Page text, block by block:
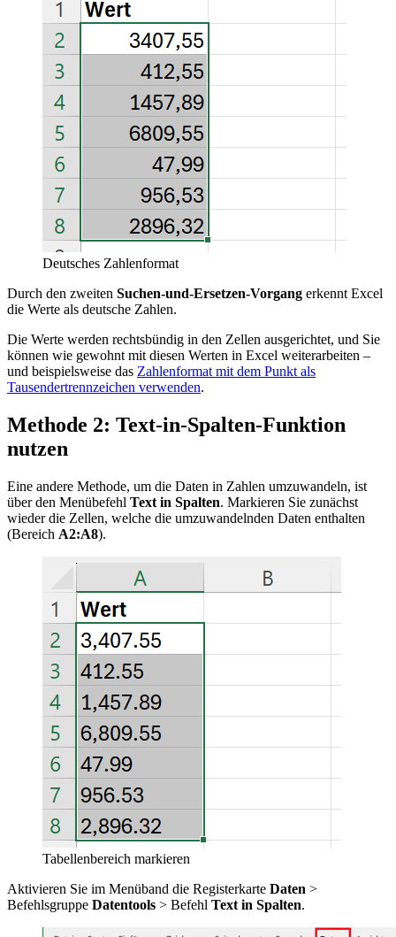
Deutsches Zahlenformat
Durch den zweiten Suchen-und-Ersetzen-Vorgang erkennt Excel
die Werte als deutsche Zahlen.
Die Werte werden rechtsbündig in den Zellen ausgerichtet, und Sie
können wie gewohnt mit diesen Werten in Excel weiterarbeiten –
und beispielsweise das Zahlenformat mit dem Punkt als
Tausendertrennzeichen verwenden.
Methode 2: Text-in-Spalten-Funktion
nutzen
Eine andere Methode, um die Daten in Zahlen umzuwandeln, ist
über den Menübefehl Text in Spalten. Markieren Sie zunächst
wieder die Zellen, welche die umzuwandelnden Daten enthalten
(Bereich A2:A8).
Tabellenbereich markieren
Aktivieren Sie im Menüband die Registerkarte Daten >
Befehlsgruppe Datentools > Befehl Text in Spalten.